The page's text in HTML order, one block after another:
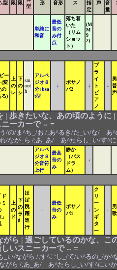
型
限 限
型
形
音形
ス
指
定
声
音
量
単純に
和音
最低
音の
み付
点
落ち着
いた
（リム
ショッ
ト）
(M
M
9
2)
ー
(変
の
る)
上
の
レ
下
の
シ
sm
oot
h
アルペ
ジオ８
分♪bsa
t型
↓
ボサノ
バ2
↓
ブ
ラ
イ
ト
ピ
ア
ノ
↓
声
| 歩きたいな、あの頃のように
ーカーで ⇔ =
/の/ま^ち_/お /;あ^るき/た_い/な/ あ^
/なが_ら /;あ_あ/ あ^たらし_い/す^
アルペ
ジオ８
分音符
上行
最高
音の
み
静か
（バス
ドラ
ム）
↓
ド
ミ
上
の
ド
下
の
ラ
♯
ほ
ぼ
跳
躍
進
行
↓
最低
音の
み
ボサノ
バ1
↓
ク
リ
ー
ン
ギ
タ
ー
↓
ら | 過ごしているのかな、こ
いスニーカーで ⇔ =
い/ながら /;す^ごし_/て/い^るの_/か
がら /;あ_あ/ あ^たらし_い/す^にい